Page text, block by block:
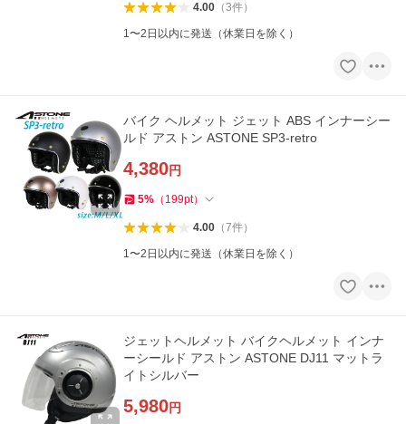
4.00（3件）
1〜2日以内に発送（休業日を除く）
バイク ヘルメット ジェット ABS インナーシー
ルド アストン ASTONE SP3-retro
4,380円
5% （ 199pt）
4.00（7件）
1〜2日以内に発送（休業日を除く）
ジェットヘルメット バイクヘルメット インナ
ーシールド アストン ASTONE DJ11 マットラ
イトシルバー
5,980円